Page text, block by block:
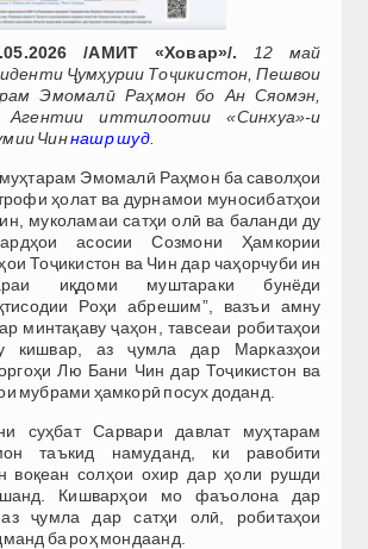
/АМИТ «Ховар»/.
12 май
Ҷумҳурии Тоҷикистон, Пешвои
Эмомалӣ Раҳмон бо Ан Сяомэн,
Агентии иттилоотии «Синхуа»-и
Чиннашр шуд.
Эмомалӣ Раҳмон ба саволҳои
ҳолат ва дурнамои муносибатҳои
муколамаи сатҳи олӣ ва баланди ду
асосии Созмони Ҳамкории
Тоҷикистон ва Чин дар чаҳорчуби ин
иқдоми муштараки бунёди
Роҳи абрешим”, вазъи амну
минтақаву ҷаҳон, тавсеаи робитаҳои
кишвар, аз ҷумла дар Марказҳои
Лю Бани Чин дар Тоҷикистон ва
мубрами ҳамкорӣ посух доданд.
суҳбат Сарвари давлат муҳтарам
таъкид намуданд, ки равобити
воқеан солҳои охир дар ҳоли рушди
Кишварҳои мо фаъолона дар
ҷумла дар сатҳи олӣ, робитаҳои
ба роҳ мондаанд.